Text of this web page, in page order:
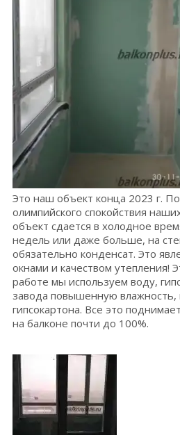
Это наш объект конца 2023 г.
олимпийского спокойствия
объект сдается в холодное
недель или даже больше, на
обязательно конденсат. Это
окнами и качеством утепления!
работе мы используем воду,
завода повышенную влажность,
гипсокартона. Все это
на балконе почти до 100%.